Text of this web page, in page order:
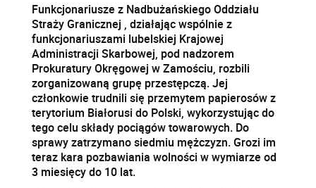
Funkcjonariusze z Nadbużańskiego Oddziału
Straży Granicznej , działając wspólnie z
funkcjonariuszami lubelskiej Krajowej
Administracji Skarbowej, pod nadzorem
Prokuratury Okręgowej w Zamościu, rozbili
zorganizowaną grupę przestępczą. Jej
członkowie trudnili się przemytem papierosów z
terytorium Białorusi do Polski, wykorzystując do
tego celu składy pociągów towarowych. Do
sprawy zatrzymano siedmiu mężczyzn. Grozi im
teraz kara pozbawiania wolności w wymiarze od
3 miesięcy do 10 lat.